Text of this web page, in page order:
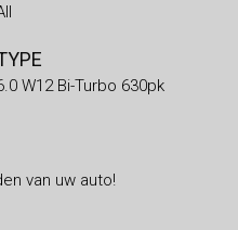
W12 Bi-Turbo 630pk
van uw auto!